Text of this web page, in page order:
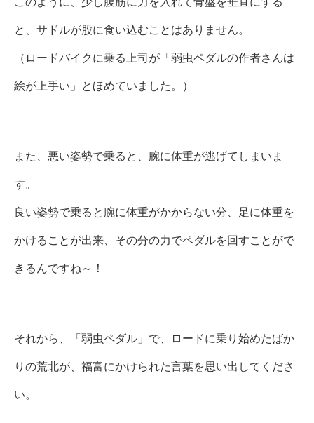
と、サドルが股に食い込むことはありません。
（ロードバイクに乗る上司が「弱虫ペダルの作者さんは
絵が上手い」とほめていました。）
また、悪い姿勢で乗ると、腕に体重が逃げてしまいま
す。
良い姿勢で乗ると腕に体重がかからない分、足に体重を
かけることが出来、その分の力でペダルを回すことがで
きるんですね～！
それから、「弱虫ペダル」で、ロードに乗り始めたばか
りの荒北が、福富にかけられた言葉を思い出してくださ
い。